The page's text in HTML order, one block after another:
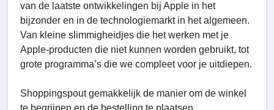
van de laatste ontwikkelingen bij Apple in het
bijzonder en in de technologiemarkt in het algemeen.
Van kleine slimmigheidjes die het werken met je
Apple-producten die niet kunnen worden gebruikt, tot
grote programma’s die we compleet voor je uitdiepen.
Shoppingspout gemakkelijk de manier om de winkel